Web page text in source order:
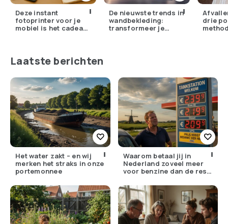
Deze instant
fotoprinter voor je
mobiel is het cadeau
De nieuwste trends in
wandbekleding:
transformeer je
drie
Laatste berichten
Het water zakt – en wij
merken het straks in onze
portemonnee
Waarom betaal jij in
Nederland zoveel meer
voor benzine dan de rest